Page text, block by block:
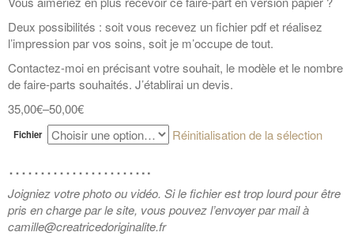
Deux possibilités : soit vous recevez un fichier pdf et réalisez
l’impression par vos soins, soit je m’occupe de tout.
Contactez-moi en précisant votre souhait, le modèle et le nombre
de faire-parts souhaités. J’établirai un devis.
35,00€–50,00€
Fichier Réinitialisation de la sélection
…………………..
Joigniez votre photo ou vidéo. Si le fichier est trop lourd pour être
pris en charge par le site, vous pouvez l’envoyer par mail à
camille@creatricedoriginalite.fr